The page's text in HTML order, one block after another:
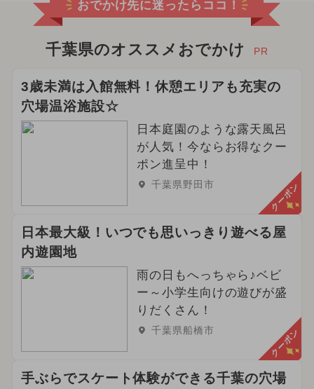
おでかけ先に迷ったらココ！
千葉県のオススメおでかけ PR
3歳未満は入館無料！休憩エリアも充実の
穴場温浴施設☆
日本庭園のような露天風呂
が人気！今ならお得なクー
ポン進呈中！
千葉県野田市 クーポン
日本最大級！いつでも思いっきり遊べる屋
内遊園地
雨の日もへっちゃら♪ベビ
ー～小学生向けの遊びが盛
りだくさん！
千葉県船橋市 クーポン
手ぶらでスケート体験ができる千葉の穴場